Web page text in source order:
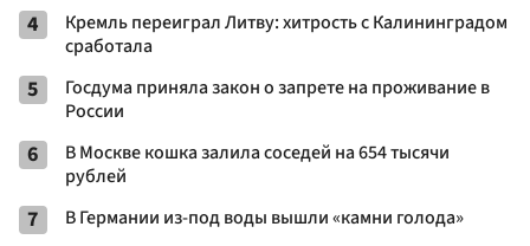
4
Кремль переиграл Литву: хитрость с Калининградом
сработала
5
Госдума приняла закон о запрете на проживание в
России
6
В Москве кошка залила соседей на 654 тысячи
рублей
7 В Германии из-под воды вышли «камни голода»